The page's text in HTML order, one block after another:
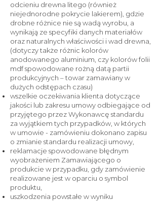
odcieniu drewna litego (również
niejednorodne pokrycie lakierem), gdzie
drobne różnice nie są wadą wyrobu, a
wynikają ze specyfiki danych materiałów
oraz naturalnych właściwości i wad drewna,
(dotyczy także różnic kolorów
anodowanego aluminium, czy kolorów folii
mdf spowodowane rożną datą partii
produkcyjnych – towar zamawiany w
dużych odstępach czasu)
wszelkie oczekiwania klienta dotyczące
jakości lub zakresu umowy odbiegające od
przyjętego przez Wykonawcę standardu
za wyjątkiem tych przypadków, w których
w umowie - zamówieniu dokonano zapisu
o zmianie standardu realizacji umowy,
reklamacje spowodowane błędnym
wyobrażeniem Zamawiającego o
produkcie w przypadku, gdy zamówienie
realizowane jest w oparciu o symbol
produktu,
uszkodzenia powstałe w wyniku